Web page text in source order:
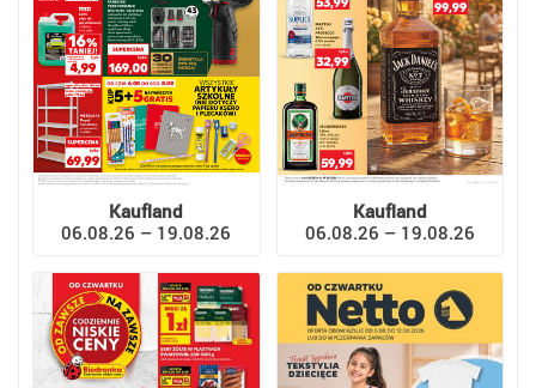
Kaufland
06.08.26 – 19.08.26
Kaufland
06.08.26 – 19.08.26